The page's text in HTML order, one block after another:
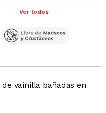
Ver todos
vainilla bañadas en